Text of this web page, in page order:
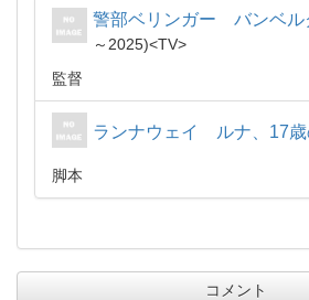
警部ベリンガー バンベル
～2025
TV
監督
ランナウェイ ルナ、17歳
脚本
コメント